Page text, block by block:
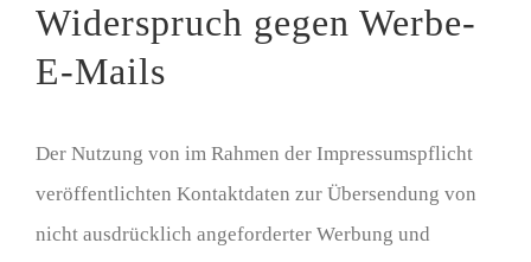
Widerspruch gegen Werbe-
E-Mails
Der Nutzung von im Rahmen der Impressumspflicht
veröffentlichten Kontaktdaten zur Übersendung von
nicht ausdrücklich angeforderter Werbung und